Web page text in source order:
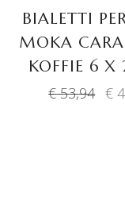
BIALETTI
MOKA
KOFFIE 6
€53,94 €